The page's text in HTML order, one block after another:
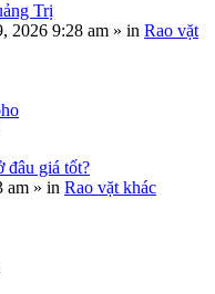
Trị
2026 9:28 am » in Rao vặt
đâu giá tốt?
am » in Rao vặt khác